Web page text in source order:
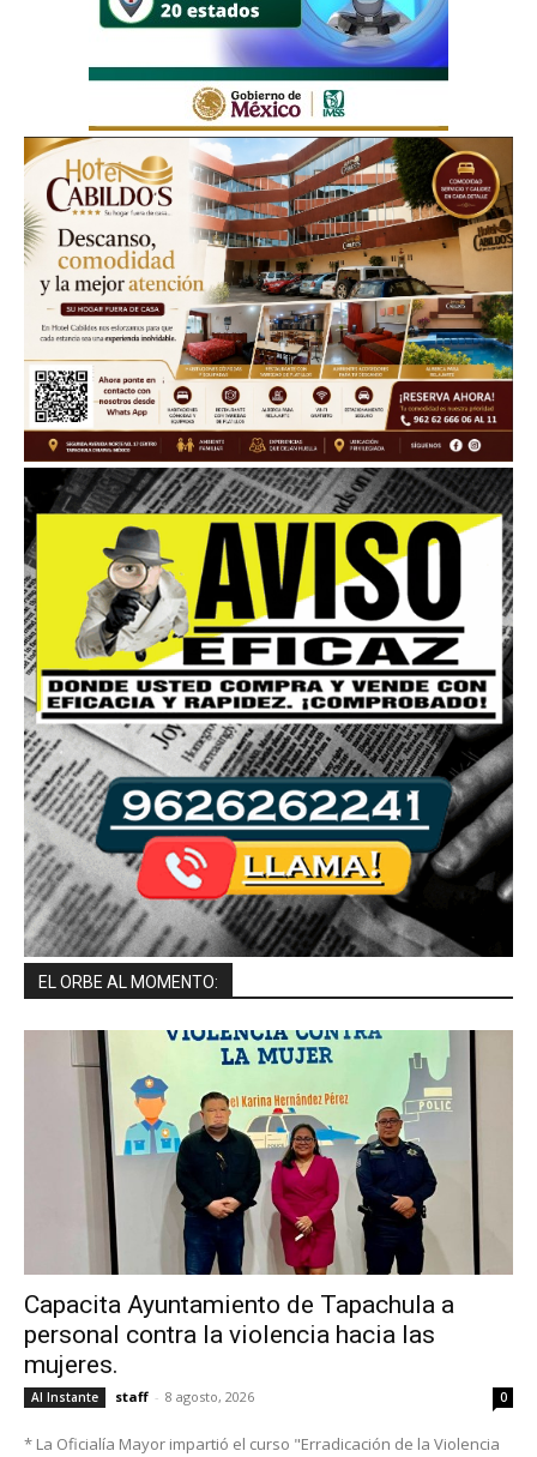
EL ORBE AL MOMENTO:
Capacita Ayuntamiento de Tapachula a
personal contra la violencia hacia las
mujeres.
Al Instante staff - 8 agosto, 2026 0
* La Oficialía Mayor impartió el curso "Erradicación de la Violencia